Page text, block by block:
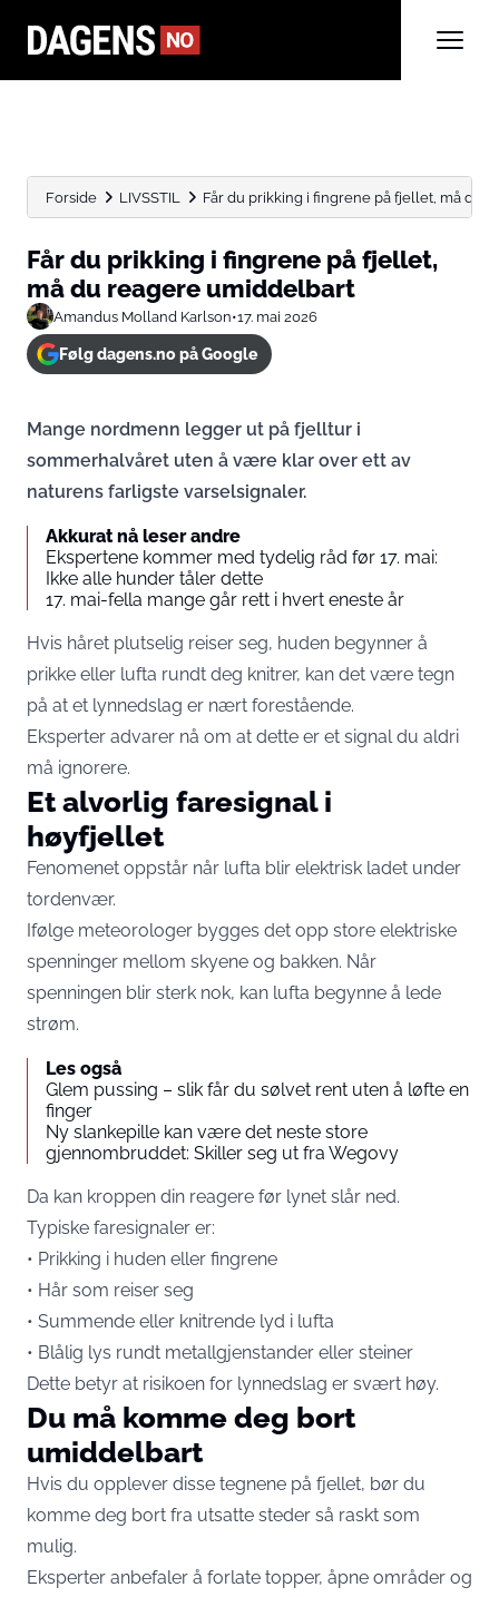
Forside LIVSSTIL Får du prikking i fingrene på fjellet, må du
Får du prikking i fingrene på fjellet,
må du reagere umiddelbart
Amandus Molland Karlson•17. mai 2026
Følg dagens.no på Google
Mange nordmenn legger ut på fjelltur i
sommerhalvåret uten å være klar over ett av
naturens farligste varselsignaler.
Akkurat nå leser andre
Ekspertene kommer med tydelig råd før 17. mai:
Ikke alle hunder tåler dette
17. mai-fella mange går rett i hvert eneste år
Hvis håret plutselig reiser seg, huden begynner å
prikke eller lufta rundt deg knitrer, kan det være tegn
på at et lynnedslag er nært forestående.
Eksperter advarer nå om at dette er et signal du aldri
må ignorere.
Et alvorlig faresignal i
høyfjellet
Fenomenet oppstår når lufta blir elektrisk ladet under
tordenvær.
Ifølge meteorologer bygges det opp store elektriske
spenninger mellom skyene og bakken. Når
spenningen blir sterk nok, kan lufta begynne å lede
strøm.
Les også
Glem pussing – slik får du sølvet rent uten å løfte en
finger
Ny slankepille kan være det neste store
gjennombruddet: Skiller seg ut fra Wegovy
Da kan kroppen din reagere før lynet slår ned.
Typiske faresignaler er:
• Prikking i huden eller fingrene
• Hår som reiser seg
• Summende eller knitrende lyd i lufta
• Blålig lys rundt metallgjenstander eller steiner
Dette betyr at risikoen for lynnedslag er svært høy.
Du må komme deg bort
umiddelbart
Hvis du opplever disse tegnene på fjellet, bør du
komme deg bort fra utsatte steder så raskt som
mulig.
Eksperter anbefaler å forlate topper, åpne områder og